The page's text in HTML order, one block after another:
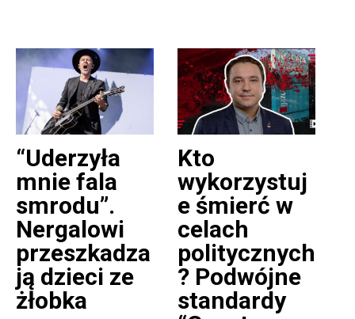
“Uderzyła
mnie fala
smrodu”.
Nergalowi
przeszkadza
ją dzieci ze
żłobka
Kto
wykorzystuj
e śmierć w
celach
politycznych
? Podwójne
standardy